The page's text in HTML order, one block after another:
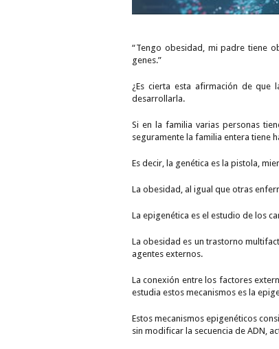
“Tengo obesidad, mi padre tiene
genes.”
¿Es cierta esta afirmación de
desarrollarla.
Si en la familia varias personas
seguramente la familia entera tiene
Es decir, la genética es la pistola,
La obesidad, al igual que otras
La epigenética es el estudio de los
La obesidad es un trastorno
agentes externos.
La conexión entre los factores
estudia estos mecanismos es la
Estos mecanismos epigenéticos
sin modificar la secuencia de ADN,